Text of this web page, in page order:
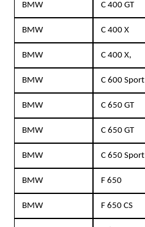
BMW C 400 GT
BMW C 400 X
BMW C 400 X,
BMW C 600 Sport
BMW C 650 GT
BMW C 650 GT
BMW C 650 Sport
BMW F 650
BMW F 650 CS